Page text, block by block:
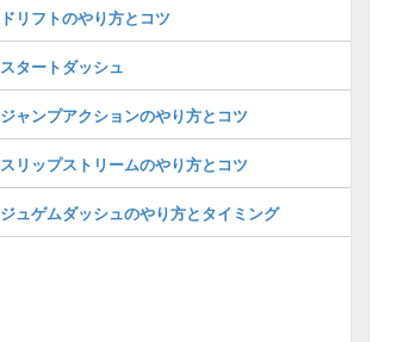
ドリフトのやり方とコツ
スタートダッシュ
ジャンプアクションのやり方とコツ
スリップストリームのやり方とコツ
ジュゲムダッシュのやり方とタイミング